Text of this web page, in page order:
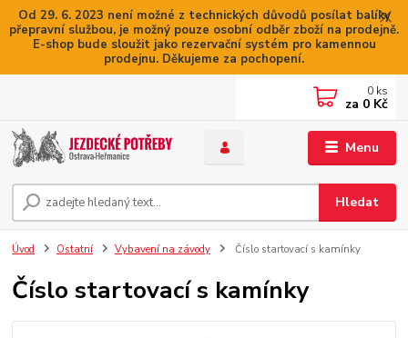
Od 29. 6. 2023 není možné z technických důvodů posílat balíky
přepravní službou, je možný pouze osobní odběr zboží na prodejně.
E-shop bude sloužit jako rezervační systém pro kamennou
prodejnu. Děkujeme za pochopení.
Menu
Hledat
0 ks
za 0 Kč
Úvod Ostatní Vybavení na závody Číslo startovací s kamínky
Číslo startovací s kamínky